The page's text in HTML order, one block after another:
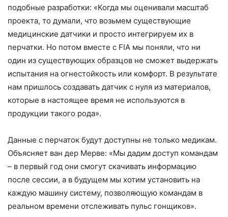
подобные разработки: «Когда мы оценивали масштаб
проекта, то думали, что возьмем существующие
медицинские датчики и просто интегрируем их в
перчатки. Но потом вместе с FIA мы поняли, что ни
один из существующих образцов не сможет выдержать
испытания на огнестойкость или комфорт. В результате
нам пришлось создавать датчик с нуля из материалов,
которые в настоящее время не используются в
продукции такого рода».
Данные с перчаток будут доступны не только медикам.
Объясняет ван дер Мерве: «Мы дадим доступ командам
– в первый год они смогут скачивать информацию
после сессии, а в будущем мы хотим установить на
каждую машину систему, позволяющую командам в
реальном времени отслеживать пульс гонщиков».